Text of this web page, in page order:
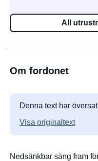
All
Om fordonet
Denna text har
Visa originaltext
Nedsänkbar säng fram